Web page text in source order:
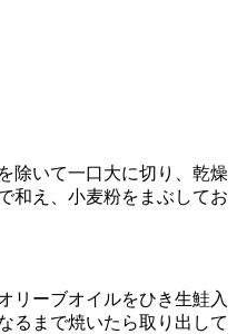
除いて一口大に切り、乾燥
和え、小麦粉をまぶしてお
リーブオイルをひき生鮭入
るまで焼いたら取り出して